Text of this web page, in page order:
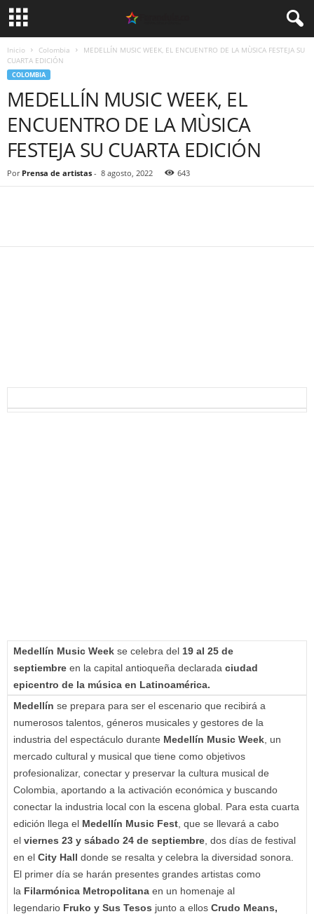
Inicio Colombia
MEDELLÍN MUSIC WEEK, EL ENCUENTRO DE LA MÙSICA FESTEJA SU
CUARTA EDICIÓN
COLOMBIA
MEDELLÍN MUSIC WEEK, EL
ENCUENTRO DE LA MÙSICA
FESTEJA SU CUARTA EDICIÓN
Por Prensa de artistas - 8 agosto, 2022 643
Medellín Music Week se celebra del 19 al 25 de
septiembre en la capital antioqueña declarada ciudad
epicentro de la música en Latinoamérica.
Medellín se prepara para ser el escenario que recibirá a
numerosos talentos, géneros musicales y gestores de la
industria del espectáculo durante Medellín Music Week , un
mercado cultural y musical que tiene como objetivos
profesionalizar, conectar y preservar la cultura musical de
Colombia, aportando a la activación económica y buscando
conectar la industria local con la escena global. Para esta cuarta
edición llega el Medellín Music Fest , que se llevará a cabo
el viernes 23 y sábado 24 de septiembre , dos días de festival
en el City Hall donde se resalta y celebra la diversidad sonora.
El primer día se harán presentes grandes artistas como
la Filarmónica Metropolitana en un homenaje al
legendario Fruko y Sus Tesos junto a ellos Crudo Means,